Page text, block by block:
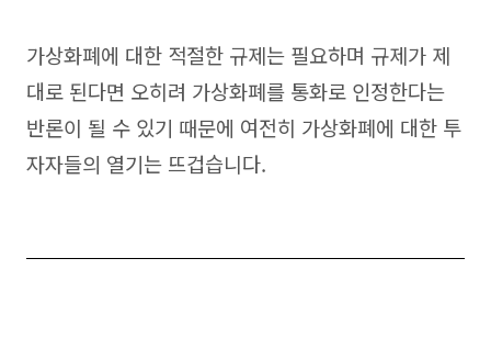
가상화폐에 대한 적절한 규제는 필요하며 규제가 제
대로 된다면 오히려 가상화폐를 통화로 인정한다는
반론이 될 수 있기 때문에 여전히 가상화폐에 대한 투
자자들의 열기는 뜨겁습니다.